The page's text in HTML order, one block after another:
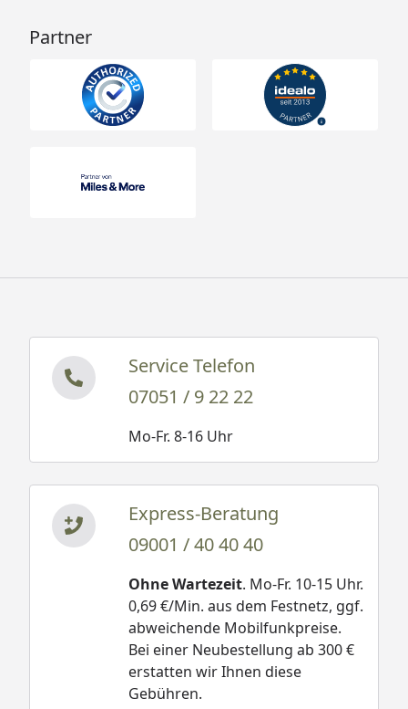
Partner
Service Telefon
07051 / 9 22 22
Mo-Fr. 8-16 Uhr
Express-Beratung
09001 / 40 40 40
Ohne Wartezeit. Mo-Fr. 10-15 Uhr.
0,69 €/Min. aus dem Festnetz, ggf.
abweichende Mobilfunkpreise.
Bei einer Neubestellung ab 300 €
erstatten wir Ihnen diese
Gebühren.